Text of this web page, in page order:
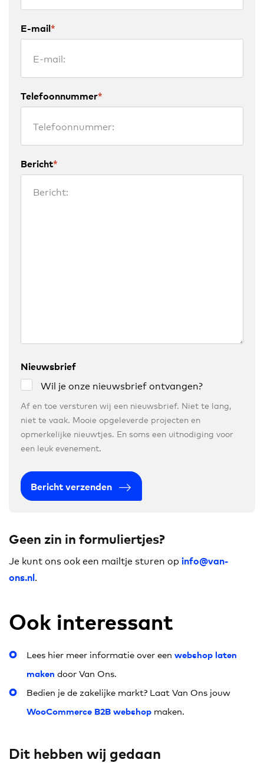
E-mail*
Telefoonnummer*
Bericht*
Nieuwsbrief
Wil je onze nieuwsbrief ontvangen?
Af en toe versturen wij een nieuwsbrief. Niet te lang,
niet te vaak. Mooie opgeleverde projecten en
opmerkelijke nieuwtjes. En soms een uitnodiging voor
een leuk evenement.
Bericht verzenden
Geen zin in formuliertjes?
Je kunt ons ook een mailtje sturen op info@van-
ons.nl.
Ook interessant
Lees hier meer informatie over een webshop laten
maken door Van Ons.
Bedien je de zakelijke markt? Laat Van Ons jouw
WooCommerce B2B webshop maken.
Dit hebben wij gedaan